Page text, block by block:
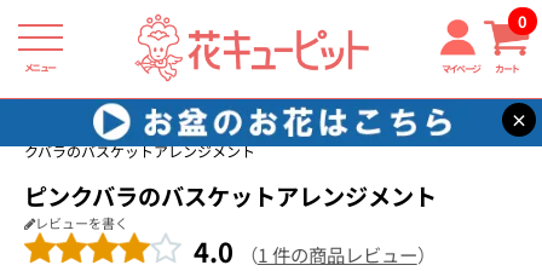
メニュー マイページ カート
0
×
花キューピット バラ プレゼント・ギフト特集2026
【バラ特集】ピン
クバラのバスケットアレンジメント
ピンクバラのバスケットアレンジメント
レビューを書く
4.0 （1 件の商品レビュー）